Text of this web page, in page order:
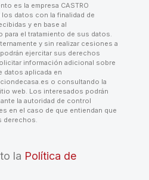
es la empresa CASTRO
los datos con la finalidad de
y en base al
el tratamiento de sus datos.
y sin realizar cesiones a
ejercitar sus derechos
información adicional sobre
datos aplicada en
o consultando la
web. Los interesados podrán
la autoridad de control
en el caso de que entiendan que
derechos.
la Política de